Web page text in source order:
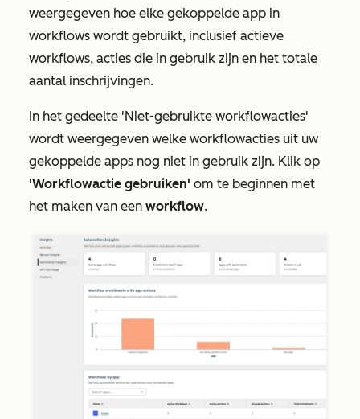
weergegeven hoe elke gekoppelde app in
workflows wordt gebruikt, inclusief actieve
workflows, acties die in gebruik zijn en het totale
aantal inschrijvingen.
In het gedeelte 'Niet-gebruikte workflowacties'
wordt weergegeven welke workflowacties uit uw
gekoppelde apps nog niet in gebruik zijn. Klik op
'Workflowactie gebruiken' om te beginnen met
het maken van een workflow.